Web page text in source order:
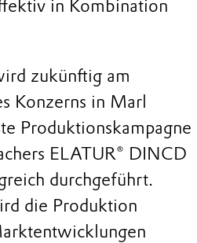
in Kombination
zukünftig am
Konzerns in Marl
Produktionskampagne
ELATUR® DINCD
durchgeführt.
die Produktion